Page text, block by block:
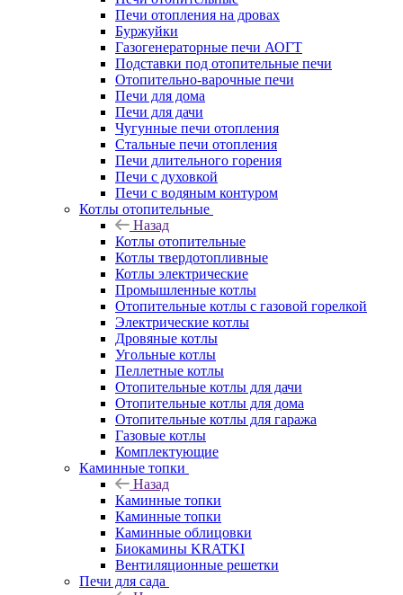
Печи отопления на дровах
Буржуйки
Газогенераторные печи АОГТ
Подставки под отопительные печи
Отопительно-варочные печи
Печи для дома
Печи для дачи
Чугунные печи отопления
Стальные печи отопления
Печи длительного горения
Печи с духовкой
Печи с водяным контуром
Котлы отопительные
Назад
Котлы отопительные
Котлы твердотопливные
Котлы электрические
Промышленные котлы
Отопительные котлы с газовой горелкой
Электрические котлы
Дровяные котлы
Угольные котлы
Пеллетные котлы
Отопительные котлы для дачи
Отопительные котлы для дома
Отопительные котлы для гаража
Газовые котлы
Комплектующие
Каминные топки
Назад
Каминные топки
Каминные топки
Каминные облицовки
Биокамины KRATKI
Вентиляционные решетки
Печи для сада